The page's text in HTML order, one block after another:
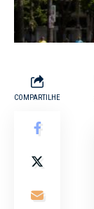
COMPARTILHE